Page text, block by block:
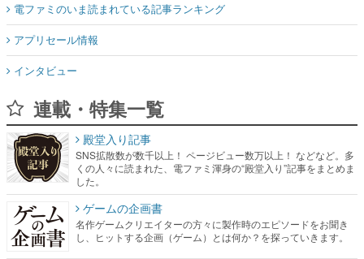
電ファミのいま読まれている記事ランキング
アプリセール情報
インタビュー
連載・特集一覧
殿堂入り記事
SNS拡散数が数千以上！ ページビュー数万以上！ などなど。多
くの人々に読まれた、電ファミ渾身の“殿堂入り”記事をまとめま
した。
ゲームの企画書
名作ゲームクリエイターの方々に製作時のエピソードをお聞き
し、ヒットする企画（ゲーム）とは何か？を探っていきます。